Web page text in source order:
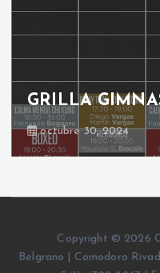
GRILLA
octubre 30, 2024
Copyright © 2026
Belgrano | Comodoro